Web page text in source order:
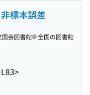
標本誤差
国会図書館 全国の図書館